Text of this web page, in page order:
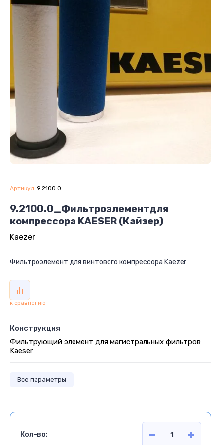
Артикул: 9.2100.0
9.2100.0_Фильтроэлементдля
компрессора KAESER (Кайзер)
Kaezer
Фильтроэлемент для винтового компрессора Kaezer
к сравнению
Конструкция
Фильтрующий элемент для магистральных фильтров
Kaeser
Все параметры
Кол-во: